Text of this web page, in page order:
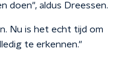
doen", aldus Dreessen.
Nu is het echt tijd om
te erkennen."